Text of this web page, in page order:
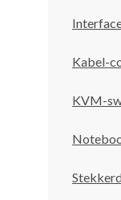
Kabel-
KVM-